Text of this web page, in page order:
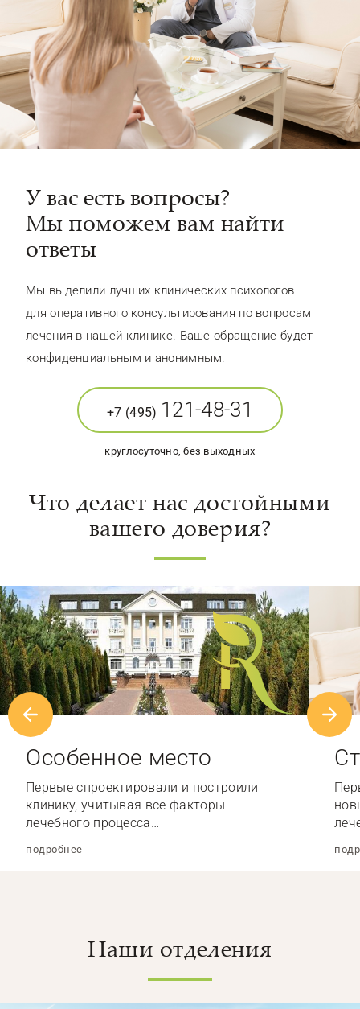
У вас есть вопросы?
Мы поможем вам найти
ответы
Мы выделили лучших клинических психологов
для оперативного консультирования по вопросам
лечения в нашей клинике. Ваше обращение будет
конфиденциальным и анонимным.
+7 (495) 121-48-31
круглосуточно, без выходных
Что делает нас достойными
вашего доверия?
Особенное место
Первые спроектировали и построили
клинику, учитывая все факторы
лечебного процесса…
подробнее
Наши отделения